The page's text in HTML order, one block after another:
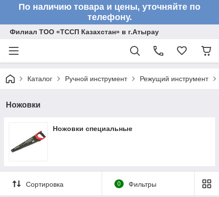
По наличию товара и цены, уточняйте по
телефону.
Филиал ТОО «ТССП Казахстан» в г.Атырау
Каталог Ручной инструмент Режущий инструмент
Ножовки
Ножовки специальные
Сортировка 0 Фильтры